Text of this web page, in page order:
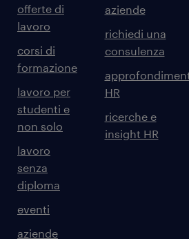
offerte di
lavoro
corsi di
formazione
lavoro per
studenti e
non solo
lavoro
senza
diploma
eventi
aziende
aziende
richiedi una
consulenza
HR
ricerche e
insight HR